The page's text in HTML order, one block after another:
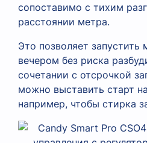
сопоставимо с тихим
расстоянии метра.
Это позволяет запустить
вечером без риска
сочетании с отсрочкой
можно выставить старт
например, чтобы стирка